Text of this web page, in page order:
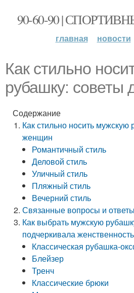
90-60-90 |
главная новости
Как стильно
рубашку: советы
Содержание
Как стильно носить мужскую
женщин
Романтичный стиль
Деловой стиль
Уличный стиль
Пляжный стиль
Вечерний стиль
Связанные вопросы и ответы
Как выбрать мужскую
подчеркивала женственность
Классическая рубашка-
Блейзер
Тренч
Классические брюки